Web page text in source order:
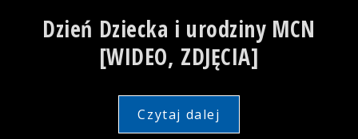
Dzień Dziecka i urodziny MCN
[WIDEO, ZDJĘCIA]
Czytaj dalej